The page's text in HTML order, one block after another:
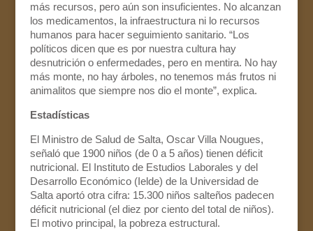
más recursos, pero aún son insuficientes. No alcanzan
los medicamentos, la infraestructura ni lo recursos
humanos para hacer seguimiento sanitario. “Los
políticos dicen que es por nuestra cultura hay
desnutrición o enfermedades, pero en mentira. No hay
más monte, no hay árboles, no tenemos más frutos ni
animalitos que siempre nos dio el monte”, explica.
Estadísticas
El Ministro de Salud de Salta, Oscar Villa Nougues,
señaló que 1900 niños (de 0 a 5 años) tienen déficit
nutricional. El Instituto de Estudios Laborales y del
Desarrollo Económico (Ielde) de la Universidad de
Salta aportó otra cifra: 15.300 niños salteños padecen
déficit nutricional (el diez por ciento del total de niños).
El motivo principal, la pobreza estructural.